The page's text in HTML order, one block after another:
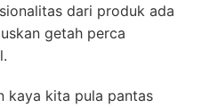
dari produk ada
getah perca
kaya kita pula pantas